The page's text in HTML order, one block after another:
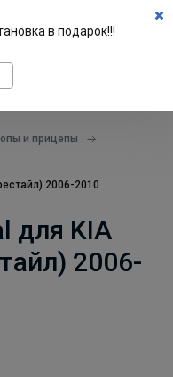
и прицепы
2006-2010
для KIA
2006-
в подарок!!!